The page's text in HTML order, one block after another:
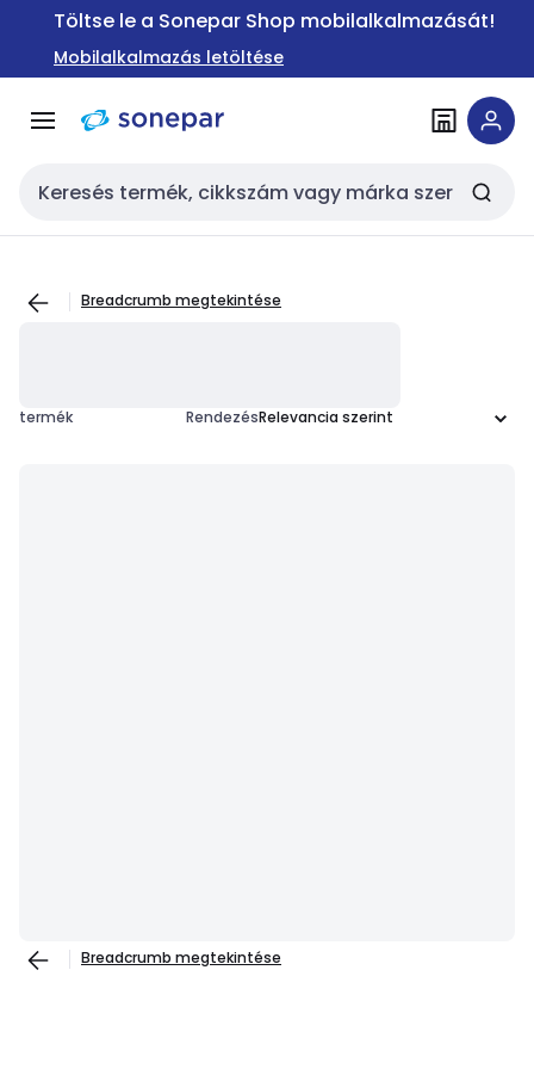
Ugrás a
Ugrás a
tartalomra
Töltse le a Sonepar Shop mobilalkalmazását!
Mobilalkalmazás letöltése
Keresési bemenet
Breadcrumb megtekintése
termék Rendezés
Breadcrumb megtekintése